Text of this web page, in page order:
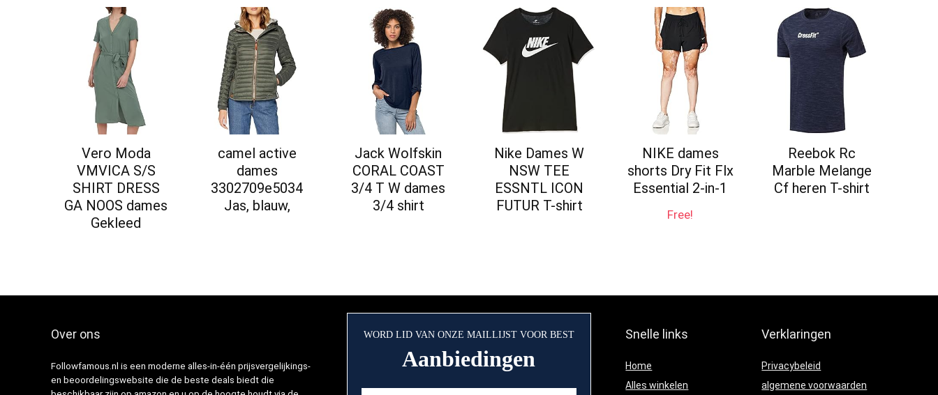
Vero Moda
VMVICA S/S
SHIRT DRESS
GA NOOS dames
Gekleed
camel active
dames
3302709e5034
Jas, blauw,
Jack Wolfskin
CORAL COAST
3/4 T W dames
3/4 shirt
Nike Dames W
NSW TEE
ESSNTL ICON
FUTUR T-shirt
NIKE dames
shorts Dry Fit Flx
Essential 2-in-1
Free!
Reebok Rc
Marble Melange
Cf heren T-shirt
Over ons
Followfamous.nl is een moderne alles-in-één prijsvergelijkings-
en beoordelingswebsite die de beste deals biedt die
WORD LID VAN ONZE MAILLIJST VOOR BEST
Aanbiedingen
Snelle links
Home
Alles winkelen
Verklaringen
Privacybeleid
algemene voorwaarden